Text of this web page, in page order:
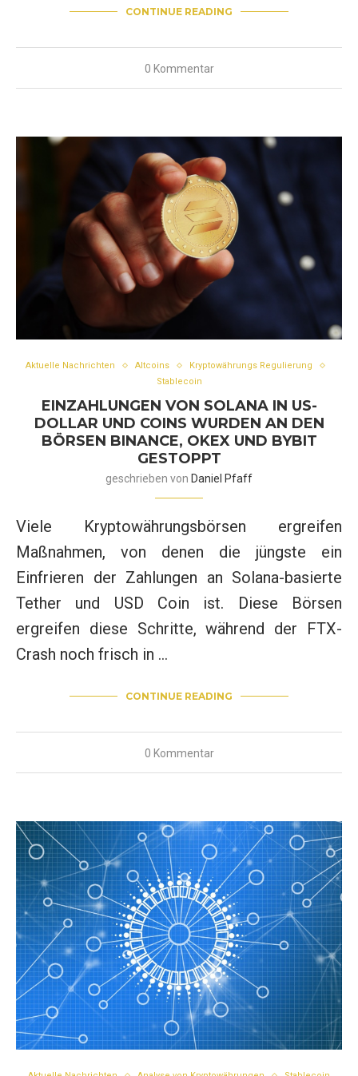
CONTINUE READING
0 Kommentar
Aktuelle Nachrichten Altcoins
Kryptowährungs Regulierung
Stablecoin
EINZAHLUNGEN VON SOLANA IN US-
DOLLAR UND COINS WURDEN AN DEN
BÖRSEN BINANCE, OKEX UND BYBIT
GESTOPPT
geschrieben von Daniel Pfaff
Viele Kryptowährungsbörsen ergreifen
Maßnahmen, von denen die jüngste ein
Einfrieren der Zahlungen an Solana-basierte
Tether und USD Coin ist. Diese Börsen
ergreifen diese Schritte, während der FTX-
Crash noch frisch in …
CONTINUE READING
0 Kommentar